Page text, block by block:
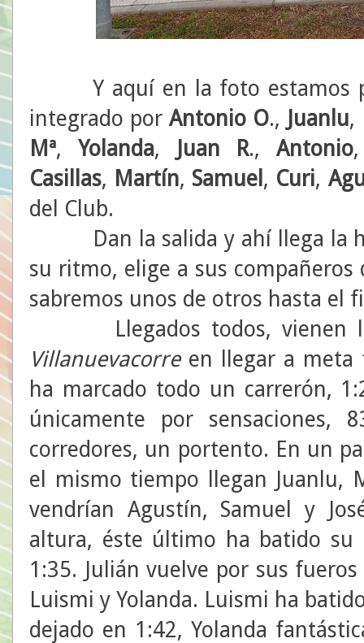
Y aquí en la foto estamos
integrado por Antonio O., Juanlu,
Mª, Yolanda, Juan R., Antonio
Casillas, Martín, Samuel , Curi,
del Club.
Dan la salida y ahí llega la
su ritmo, elige a sus compañeros
sabremos unos de otros hasta el
Llegados todos, vienen las
Villanuevacorreen llegar a meta
ha marcado todo un carrerón,
únicamente por sensaciones,
corredores, un portento. En un
el mismo tiempo llegan Juanlu,
vendrían Agustín, Samuel y
altura, éste último ha batido
1:35. Julián vuelve por sus
Luismi y Yolanda. Luismi ha
dejado en 1:42, Yolanda